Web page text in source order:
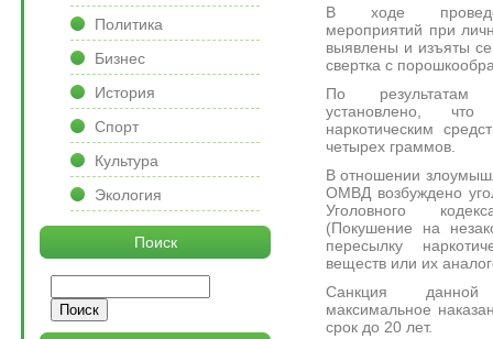
В ходе
мероприятий при
выявлены и изъяты
свертка с
По результатам
установлено,
наркотическим
четырех граммов.
В отношении
ОМВД возбуждено
Уголовного
(Покушение на
пересылку
веществ или их
Санкция данной
максимальное
срок до 20 лет.
Политика
Бизнес
История
Спорт
Культура
Экология
Поиск